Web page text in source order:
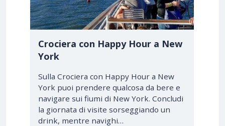
Crociera con Happy Hour a New
York
Sulla Crociera con Happy Hour a New
York puoi prendere qualcosa da bere e
navigare sui fiumi di New York. Concludi
la giornata di visite sorseggiando un
drink, mentre navighi…